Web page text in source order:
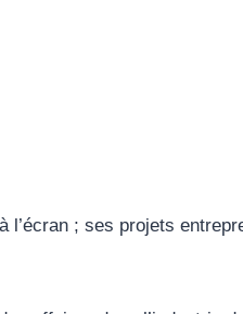
; ses projets